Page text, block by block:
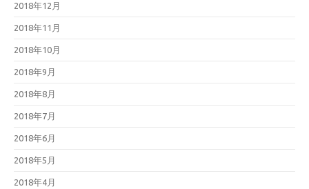
2018年12月
2018年11月
2018年10月
2018年9月
2018年8月
2018年7月
2018年6月
2018年5月
2018年4月